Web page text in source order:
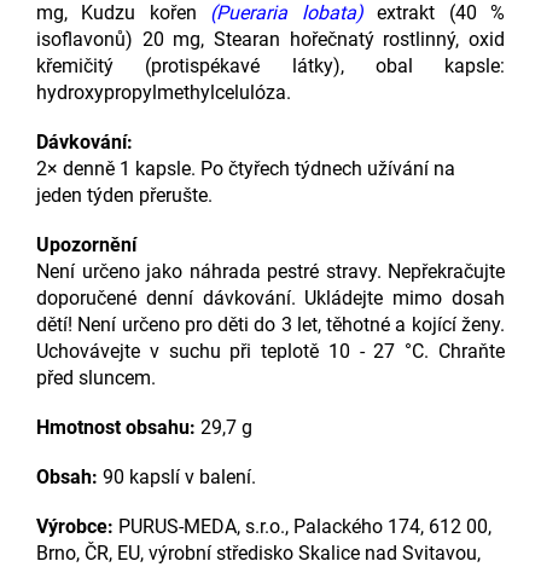
mg, Kudzu kořen (Pueraria lobata)extrakt (40 %
isoflavonů) 20 mg, Stearan hořečnatý rostlinný, oxid
křemičitý (protispékavé látky), obal kapsle:
hydroxypropylmethylcelulóza.
Dávkování:
2× denně 1 kapsle. Po čtyřech týdnech užívání na
jeden týden přerušte.
Upozornění
Není určeno jako náhrada pestré stravy. Nepřekračujte
doporučené denní dávkování. Ukládejte mimo dosah
dětí! Není určeno pro děti do 3 let, těhotné a kojící ženy.
Uchovávejte v suchu při teplotě 10 - 27 °C. Chraňte
před sluncem.
Hmotnost obsahu: 29,7 g
Obsah: 90 kapslí v balení.
Výrobce: PURUS-MEDA, s.r.o., Palackého 174, 612 00,
Brno, ČR, EU, výrobní středisko Skalice nad Svitavou,